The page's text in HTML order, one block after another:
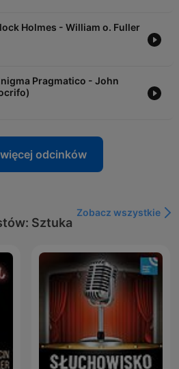
Holmes - William o. Fuller
Pragmatico - John
odcinków
Sztuka
Zobacz wszystkie